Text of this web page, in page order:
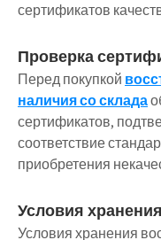
сертификатов
Проверка
Перед покупкой
наличия со склада
сертификатов,
соответствие
приобретения
Условия хранения
Условия хранения